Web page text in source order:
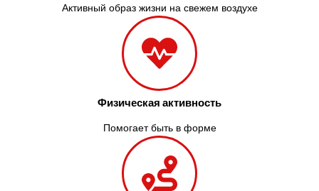
Активный образ жизни на свежем воздухе
Физическая активность
Помогает быть в форме